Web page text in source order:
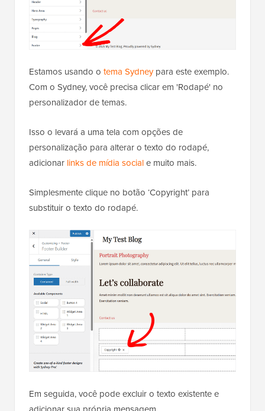
Estamos usando o tema Sydneypara este exemplo.
Com o Sydney, você precisa clicar em 'Rodapé' no
personalizador de temas.
Isso o levará a uma tela com opções de
personalização para alterar o texto do rodapé,
adicionar links de mídia sociale muito mais.
Simplesmente clique no botão ‘Copyright’ para
substituir o texto do rodapé.
Em seguida, você pode excluir o texto existente e